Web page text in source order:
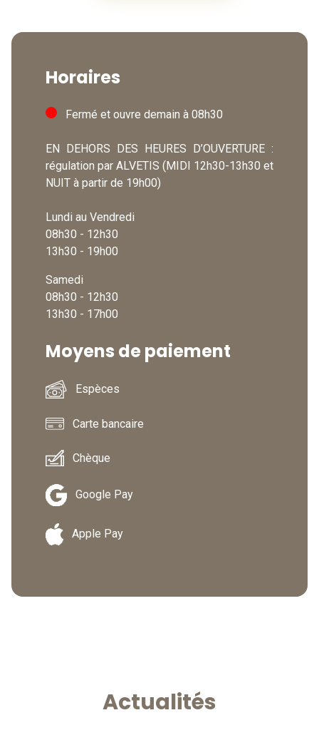
Horaires
Fermé et ouvre demain à 08h30
EN DEHORS DES HEURES D’OUVERTURE :
régulation par ALVETIS (MIDI 12h30-13h30 et
NUIT à partir de 19h00)
Lundi au Vendredi
08h30 - 12h30
13h30 - 19h00
Samedi
08h30 - 12h30
13h30 - 17h00
Moyens de paiement
Espèces
Carte bancaire
Chèque
Google Pay
Apple Pay
Actualités